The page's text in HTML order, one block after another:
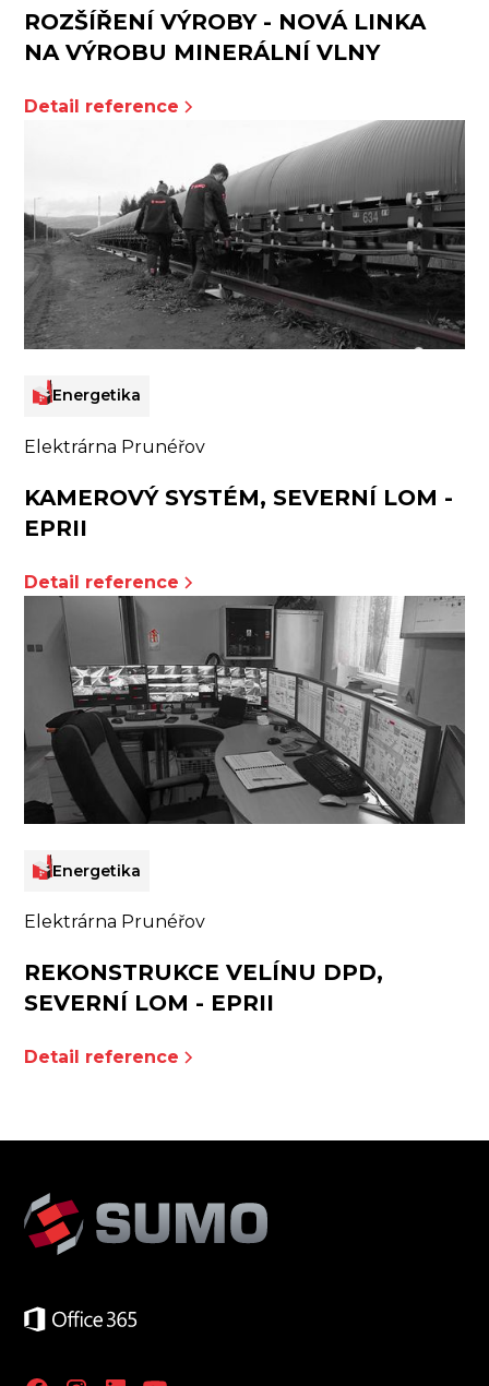
ROZŠÍŘENÍ VÝROBY - NOVÁ LINKA
NA VÝROBU MINERÁLNÍ VLNY
Detail reference
Energetika
Elektrárna Prunéřov
KAMEROVÝ SYSTÉM, SEVERNÍ LOM -
EPRII
Detail reference
Energetika
Elektrárna Prunéřov
REKONSTRUKCE VELÍNU DPD,
SEVERNÍ LOM - EPRII
Detail reference